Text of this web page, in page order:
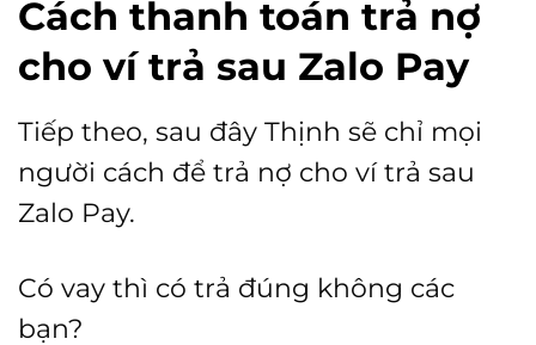
Cách thanh toán trả nợ
cho ví trả sau Zalo Pay
Tiếp theo, sau đây Thịnh sẽ chỉ mọi
người cách để trả nợ cho ví trả sau
Zalo Pay.
Có vay thì có trả đúng không các
bạn?